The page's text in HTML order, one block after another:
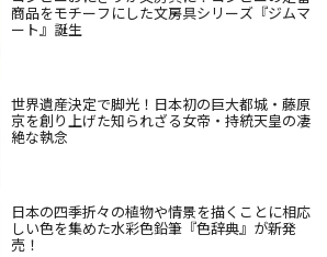
商品をモチーフにした文房具シリーズ『ジムマ
ート』誕生
世界遺産決定で脚光！日本初の巨大都城・藤原
京を創り上げた知られざる女帝・持統天皇の凄
絶な執念
日本の四季折々の植物や情景を描くことに相応
しい色を集めた水彩色鉛筆『色辞典』が新発
売！